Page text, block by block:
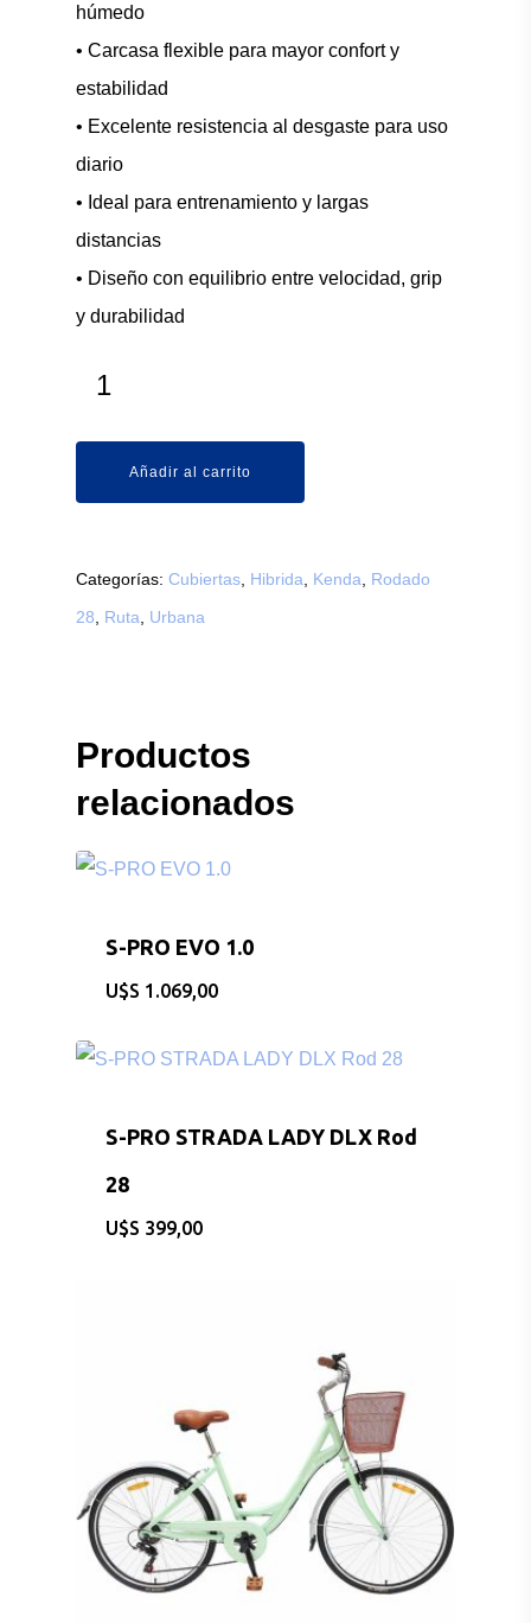
húmedo
• Carcasa flexible para mayor confort y
estabilidad
• Excelente resistencia al desgaste para uso
diario
• Ideal para entrenamiento y largas
distancias
• Diseño con equilibrio entre velocidad, grip
y durabilidad
Añadir al carrito
Categorías: Cubiertas Hibrida Kenda
Rodado
28
Ruta Urbana
Productos
relacionados
S-PRO EVO 1.0
$ 1.069,00
S-PRO STRADA LADY DLX Rod
28
$ 399,00